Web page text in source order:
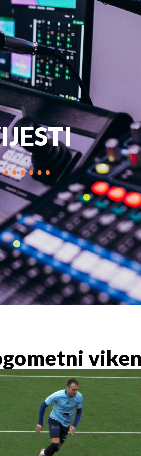
MARKETING